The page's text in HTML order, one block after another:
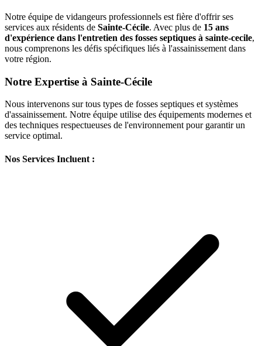
Notre équipe de vidangeurs professionnels est fière d'offrir ses
services aux résidents de Sainte-Cécile. Avec plus de 15 ans
d'expérience dans l'entretien des fosses septiques à sainte-cecile,
nous comprenons les défis spécifiques liés à l'assainissement dans
votre région.
Notre Expertise à Sainte-Cécile
Nous intervenons sur tous types de fosses septiques et systèmes
d'assainissement. Notre équipe utilise des équipements modernes et
des techniques respectueuses de l'environnement pour garantir un
service optimal.
Nos Services Incluent :